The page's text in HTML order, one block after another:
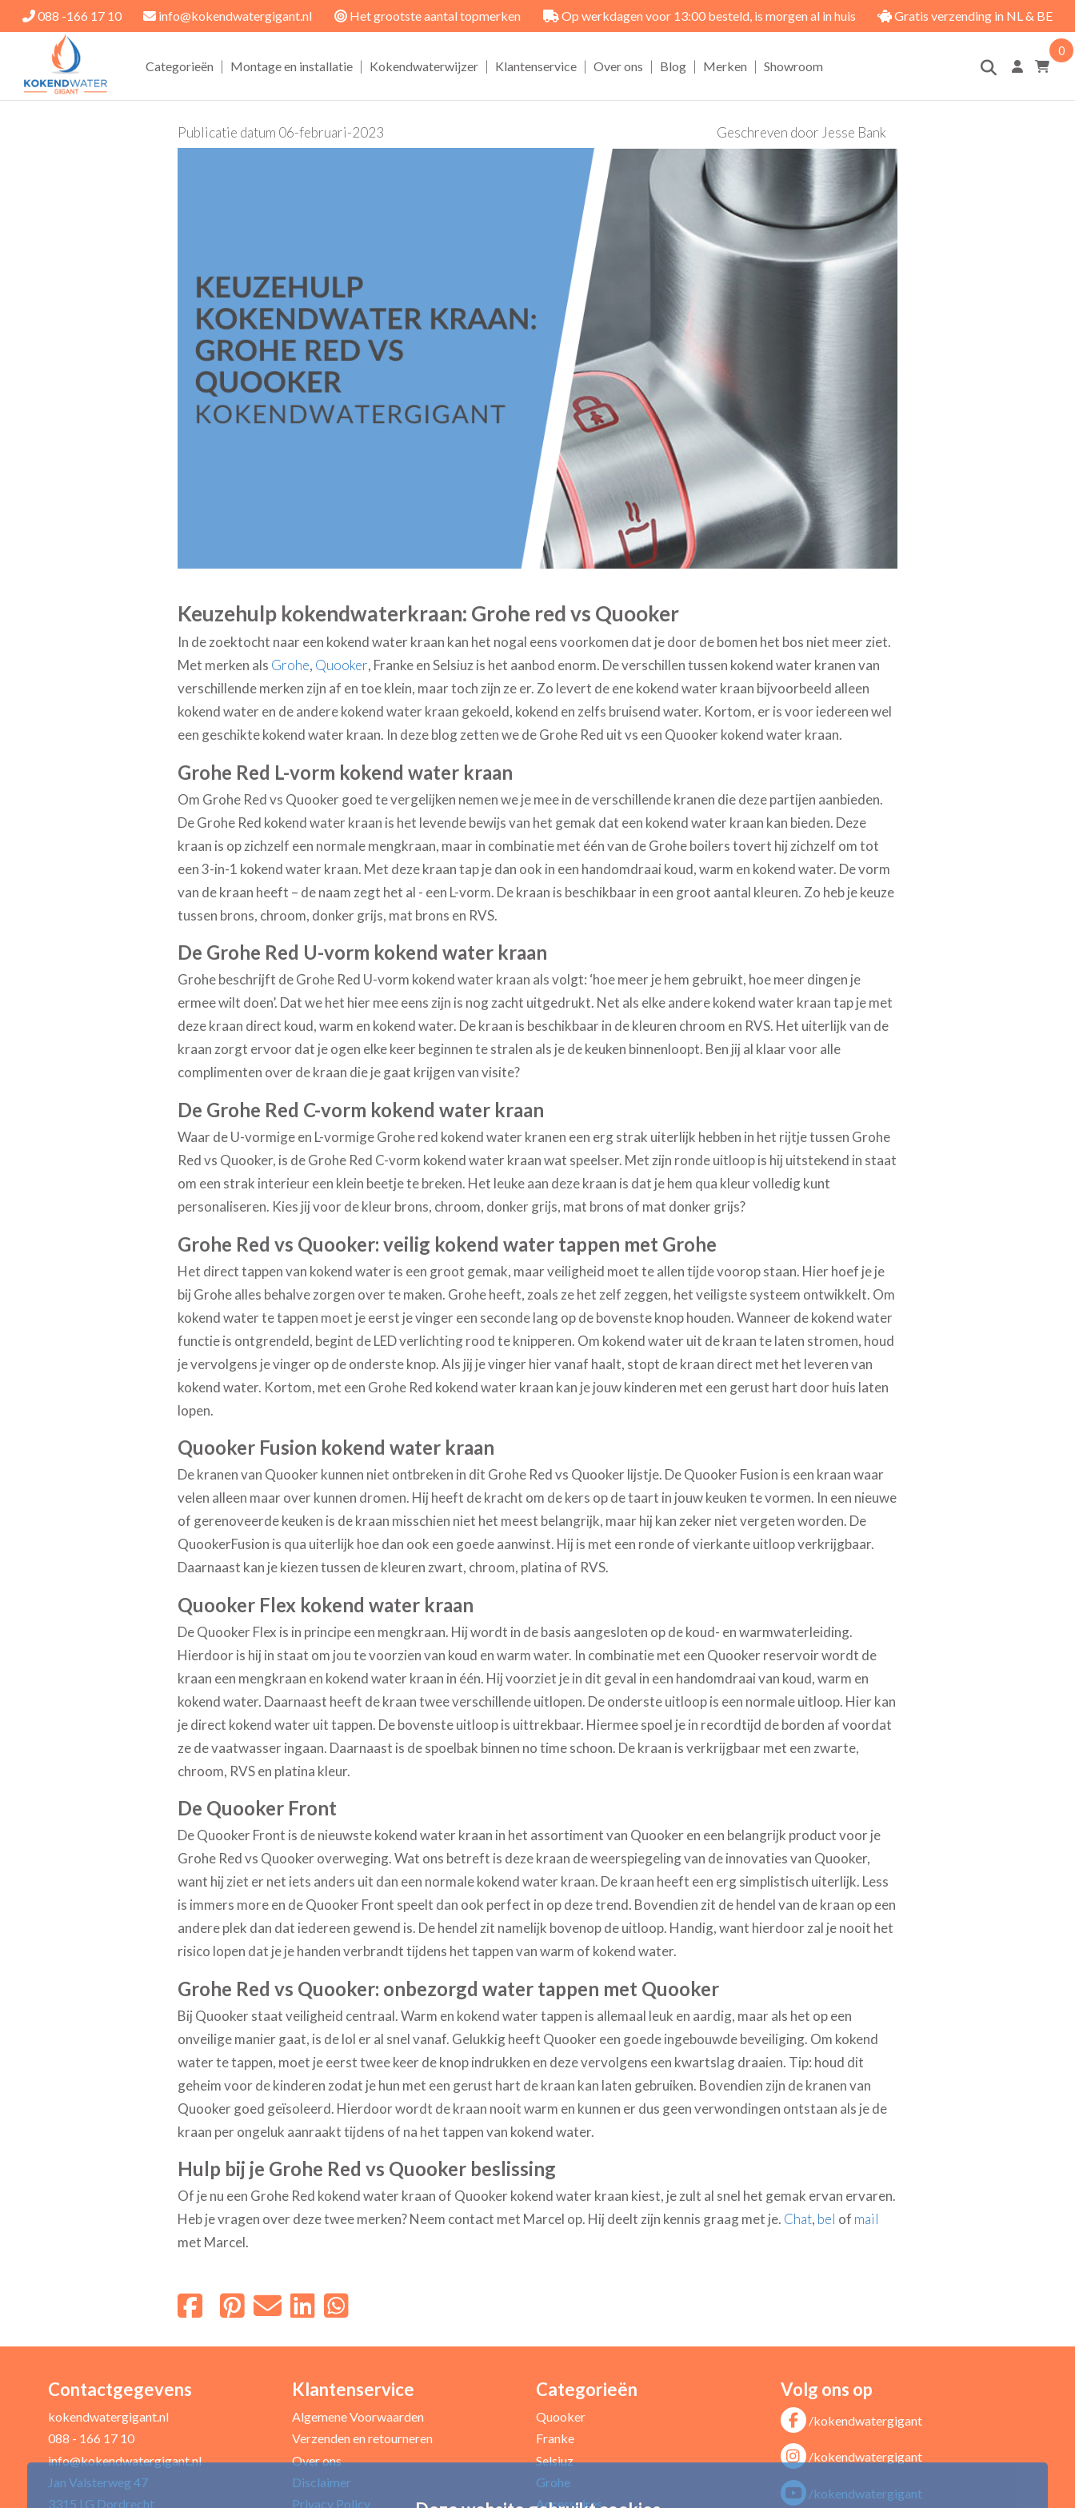
088 -166 17 10 info@kokendwatergigant.nl Het grootste aantal topmerken Op werkdagen voor 13:00 besteld, is morgen al in huis Gratis verzending in NL & BE
Categorieën | Montage en installatie | Kokendwaterwijzer | Klantenservice | Over ons | Blog | Merken | Showroom
0
Publicatie datum 06-februari-2023 Geschreven door Jesse Bank
Keuzehulp kokendwaterkraan: Grohe red vs Quooker
In de zoektocht naar een kokend water kraan kan het nogal eens voorkomen dat je door de bomen het bos niet meer ziet.
Met merken als Grohe, Quooker, Franke en Selsiuz is het aanbod enorm. De verschillen tussen kokend water kranen van
verschillende merken zijn af en toe klein, maar toch zijn ze er. Zo levert de ene kokend water kraan bijvoorbeeld alleen
kokend water en de andere kokend water kraan gekoeld, kokend en zelfs bruisend water. Kortom, er is voor iedereen wel
een geschikte kokend water kraan. In deze blog zetten we de Grohe Red uit vs een Quooker kokend water kraan.
Grohe Red L-vorm kokend water kraan
Om Grohe Red vs Quooker goed te vergelijken nemen we je mee in de verschillende kranen die deze partijen aanbieden.
De Grohe Red kokend water kraan is het levende bewijs van het gemak dat een kokend water kraan kan bieden. Deze
kraan is op zichzelf een normale mengkraan, maar in combinatie met één van de Grohe boilers tovert hij zichzelf om tot
een 3-in-1 kokend water kraan. Met deze kraan tap je dan ook in een handomdraai koud, warm en kokend water. De vorm
van de kraan heeft – de naam zegt het al - een L-vorm. De kraan is beschikbaar in een groot aantal kleuren. Zo heb je keuze
tussen brons, chroom, donker grijs, mat brons en RVS.
De Grohe Red U-vorm kokend water kraan
Grohe beschrijft de Grohe Red U-vorm kokend water kraan als volgt: ‘hoe meer je hem gebruikt, hoe meer dingen je
ermee wilt doen’. Dat we het hier mee eens zijn is nog zacht uitgedrukt. Net als elke andere kokend water kraan tap je met
deze kraan direct koud, warm en kokend water. De kraan is beschikbaar in de kleuren chroom en RVS. Het uiterlijk van de
kraan zorgt ervoor dat je ogen elke keer beginnen te stralen als je de keuken binnenloopt. Ben jij al klaar voor alle
complimenten over de kraan die je gaat krijgen van visite?
De Grohe Red C-vorm kokend water kraan
Waar de U-vormige en L-vormige Grohe red kokend water kranen een erg strak uiterlijk hebben in het rijtje tussen Grohe
Red vs Quooker, is de Grohe Red C-vorm kokend water kraan wat speelser. Met zijn ronde uitloop is hij uitstekend in staat
om een strak interieur een klein beetje te breken. Het leuke aan deze kraan is dat je hem qua kleur volledig kunt
personaliseren. Kies jij voor de kleur brons, chroom, donker grijs, mat brons of mat donker grijs?
Grohe Red vs Quooker: veilig kokend water tappen met Grohe
Het direct tappen van kokend water is een groot gemak, maar veiligheid moet te allen tijde voorop staan. Hier hoef je je
bij Grohe alles behalve zorgen over te maken. Grohe heeft, zoals ze het zelf zeggen, het veiligste systeem ontwikkelt. Om
kokend water te tappen moet je eerst je vinger een seconde lang op de bovenste knop houden. Wanneer de kokend water
functie is ontgrendeld, begint de LED verlichting rood te knipperen. Om kokend water uit de kraan te laten stromen, houd
je vervolgens je vinger op de onderste knop. Als jij je vinger hier vanaf haalt, stopt de kraan direct met het leveren van
kokend water. Kortom, met een Grohe Red kokend water kraan kan je jouw kinderen met een gerust hart door huis laten
lopen.
Quooker Fusion kokend water kraan
De kranen van Quooker kunnen niet ontbreken in dit Grohe Red vs Quooker lijstje. DeQuookerFusion is een kraan waar
velen alleen maar over kunnen dromen. Hij heeft de kracht om de kers op de taart in jouw keuken te vormen. In een nieuwe
of gerenoveerde keuken is de kraan misschien niet het meest belangrijk, maar hij kan zeker niet vergeten worden. De
QuookerFusion is qua uiterlijk hoe dan ook een goede aanwinst. Hij is met een ronde of vierkante uitloop verkrijgbaar.
Daarnaast kan je kiezen tussen de kleuren zwart, chroom, platina of RVS.
Quooker Flex kokend water kraan
De QuookerFlex is in principe een mengkraan. Hij wordt in de basis aangesloten op de koud- en warmwaterleiding.
Hierdoor is hij in staat om jou te voorzien van koud en warm water. In combinatie met een Quooker reservoir wordt de
kraan een mengkraan en kokend water kraan in één. Hij voorziet je in dit geval in een handomdraai van koud, warm en
kokend water. Daarnaast heeft de kraan twee verschillende uitlopen. De onderste uitloop is een normale uitloop. Hier kan
je direct kokend water uit tappen. De bovenste uitloop is uittrekbaar. Hiermee spoel je in recordtijd de borden af voordat
ze de vaatwasser ingaan. Daarnaast is de spoelbak binnen no time schoon. De kraan is verkrijgbaar met een zwarte,
chroom, RVS en platina kleur.
De Quooker Front
De Quooker Front is de nieuwste kokend water kraan in het assortiment van Quooker en een belangrijk product voor je
Grohe Red vs Quooker overweging. Wat ons betreft is deze kraan de weerspiegeling van de innovaties van Quooker,
want hij ziet er net iets anders uit dan een normale kokend water kraan. De kraan heeft een erg simplistisch uiterlijk. Less
is immers more en de Quooker Front speelt dan ook perfect in op deze trend. Bovendien zit de hendel van de kraan op een
andere plek dan dat iedereen gewend is. De hendel zit namelijk bovenop de uitloop. Handig, want hierdoor zal je nooit het
risico lopen dat je je handen verbrandt tijdens het tappen van warm of kokend water.
Grohe Red vs Quooker: onbezorgd water tappen met Quooker
Bij Quooker staat veiligheid centraal. Warm en kokend water tappen is allemaal leuk en aardig, maar als het op een
onveilige manier gaat, is de lol er al snel vanaf. Gelukkig heeft Quooker een goede ingebouwde beveiliging. Om kokend
water te tappen, moet je eerst twee keer de knop indrukken en deze vervolgens een kwartslag draaien. Tip: houd dit
geheim voor de kinderen zodat je hun met een gerust hart de kraan kan laten gebruiken. Bovendien zijn de kranen van
Quooker goed geïsoleerd. Hierdoor wordt de kraan nooit warm en kunnen er dus geen verwondingen ontstaan als je de
kraan per ongeluk aanraakt tijdens of na het tappen van kokend water.
Hulp bij je Grohe Red vs Quooker beslissing
Of je nu een Grohe Red kokend water kraan of Quooker kokend water kraan kiest, je zult al snel het gemak ervan ervaren.
Heb je vragen over deze twee merken? Neem contact met Marcel op. Hij deelt zijn kennis graag met je. Chat, bel of mail
met Marcel.
Contactgegevens
kokendwatergigant.nl
088 - 166 17 10
info@kokendwatergigant.nl
Jan Valsterweg 47
3315 LG Dordrecht
Klantenservice
Algemene Voorwaarden
Verzenden en retourneren
Over ons
Disclaimer
Privacy Policy
Categorieën
Quooker
Franke
Selsiuz
Grohe
Accessoires
Volg ons op
/kokendwatergigant
/kokendwatergigant
/kokendwatergigant